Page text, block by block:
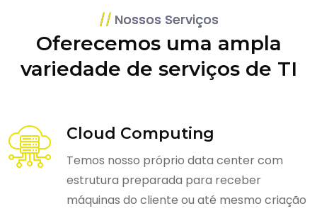
Nossos Serviços
Oferecemos uma ampla
variedade de serviços de TI
Cloud Computing
Temos nosso próprio data center com
estrutura preparada para receber
máquinas do cliente ou até mesmo criação